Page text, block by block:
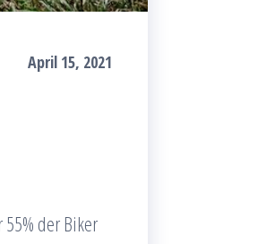
April 15, 2021
55% der Biker